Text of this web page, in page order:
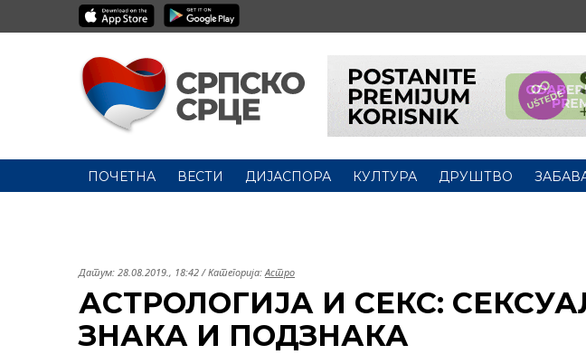
ПОЧЕТНА ВЕСТИ ДИЈАСПОРА КУЛТУРА ДРУШТВО
Датум: 28.08.2019., 18:42/ Категорија:Астро
АСТРОЛОГИЈА И СЕКС:
ЗНАКА И ПОДЗНАКА